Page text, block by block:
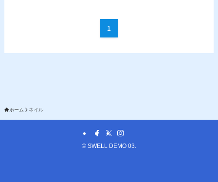
1
ホーム ネイル
© SWELL DEMO 03.